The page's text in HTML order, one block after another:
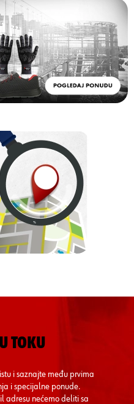
U TOKU
i saznajte među prvima
i specijalne ponude.
adresu nećemo deliti sa